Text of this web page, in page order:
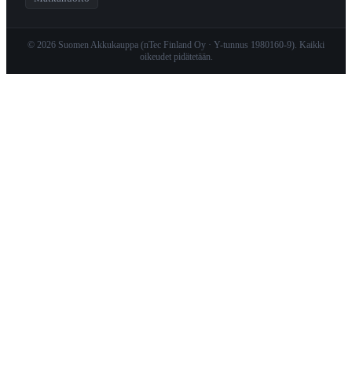
© 2026 Suomen Akkukauppa (nTec Finland Oy · Y-tunnus 1980160-9). Kaikki
oikeudet pidätetään.